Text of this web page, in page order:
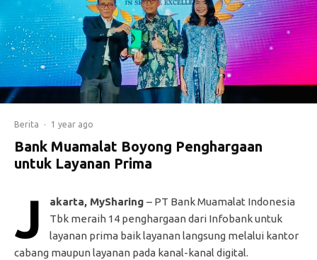
Berita · 1 year ago
Bank Muamalat Boyong Penghargaan
untuk Layanan Prima
J akarta, MySharing – PT Bank Muamalat Indonesia
Tbk meraih 14 penghargaan dari Infobank untuk
layanan prima baik layanan langsung melalui kantor
cabang maupun layanan pada kanal-kanal digital.